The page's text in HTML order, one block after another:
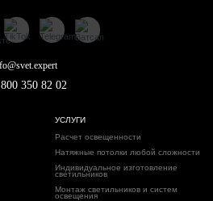
350 82 02
УСЛУГИ
Расчет освещенности
Натяжные потолки любой сложности
Индивидуальное изготовление
светильников
Монтаж светильников и систем
освещения